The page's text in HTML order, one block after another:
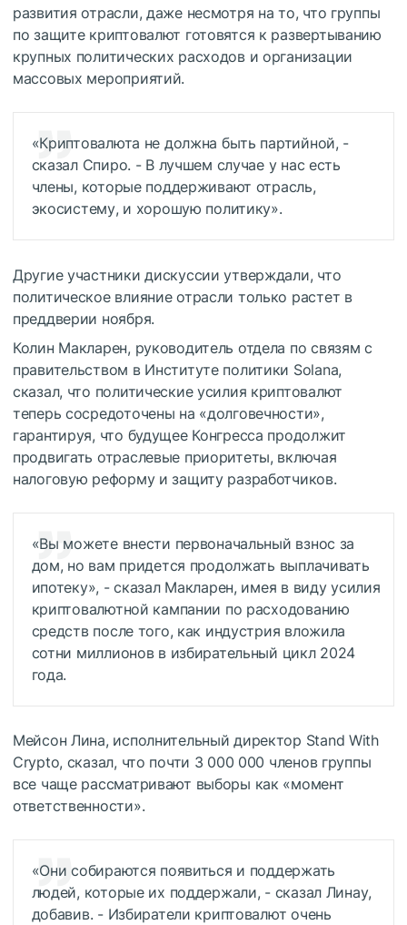
развития отрасли, даже несмотря на то, что группы
по защите криптовалют готовятся к развертыванию
крупных политических расходов и организации
массовых мероприятий.
«Криптовалюта не должна быть партийной, -
сказал Спиро. - В лучшем случае у нас есть
члены, которые поддерживают отрасль,
экосистему, и хорошую политику».
Другие участники дискуссии утверждали, что
политическое влияние отрасли только растет в
преддверии ноября.
Колин Макларен, руководитель отдела по связям с
правительством в Институте политики Solana,
сказал, что политические усилия криптовалют
теперь сосредоточены на «долговечности»,
гарантируя, что будущее Конгресса продолжит
продвигать отраслевые приоритеты, включая
налоговую реформу и защиту разработчиков.
«Вы можете внести первоначальный взнос за
дом, но вам придется продолжать выплачивать
ипотеку», - сказал Макларен, имея в виду усилия
криптовалютной кампании по расходованию
средств после того, как индустрия вложила
сотни миллионов в избирательный цикл 2024
года.
Мейсон Лина, исполнительный директор Stand With
Crypto, сказал, что почти 3 000 000 членов группы
все чаще рассматривают выборы как «момент
ответственности».
«Они собираются появиться и поддержать
людей, которые их поддержали, - сказал Линау,
добавив. - Избиратели криптовалют очень